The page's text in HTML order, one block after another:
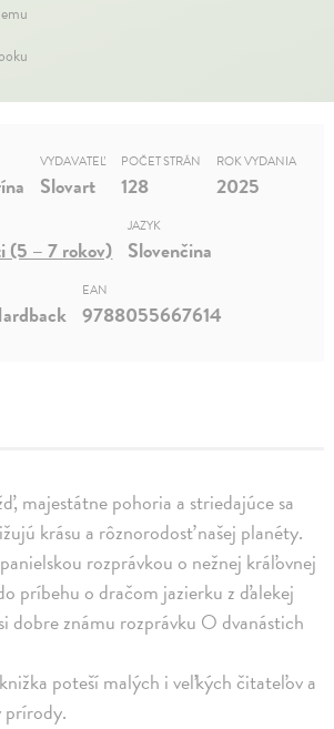
majestátne pohoria a striedajúce sa
krásu a rôznorodosť našej planéty.
rozprávkou o nežnej kráľovnej
príbehu o dračom jazierku z ďalekej
dobre známu rozprávku O dvanástich
poteší malých i veľkých čitateľov a
prírody.
VYDAVATEĽ
Slovart
POČET STRÁN
128
ROK VYDANIA
2025
(5 – 7 rokov)
JAZYK
Slovenčina
EAN
9788055667614